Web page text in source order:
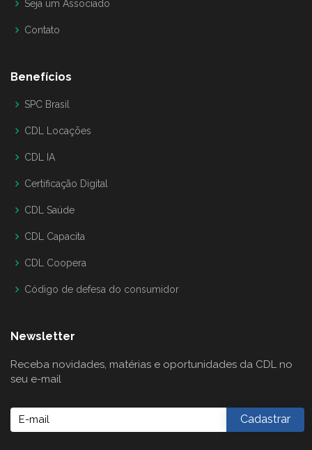
Seja um Associado
Contato
Benefícios
SPC Brasil
CDL Locações
CDL IA
Certificação Digital
CDL Saúde
CDL Capacita
CDL Coopera
Código de defesa do consumidor
Newsletter
Receba novidades, matérias e oportunidades da CDL no
seu e-mail